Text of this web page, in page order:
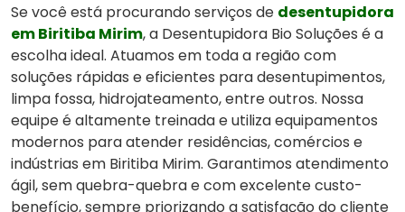
Se você está procurando serviços de desentupidora
em Biritiba Mirim, a Desentupidora Bio Soluções é a
escolha ideal. Atuamos em toda a região com
soluções rápidas e eficientes para desentupimentos,
limpa fossa, hidrojateamento, entre outros. Nossa
equipe é altamente treinada e utiliza equipamentos
modernos para atender residências, comércios e
indústrias em Biritiba Mirim. Garantimos atendimento
ágil, sem quebra-quebra e com excelente custo-
benefício, sempre priorizando a satisfação do cliente